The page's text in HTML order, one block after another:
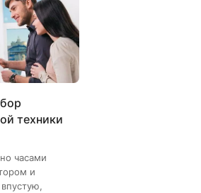
техники
часами
и